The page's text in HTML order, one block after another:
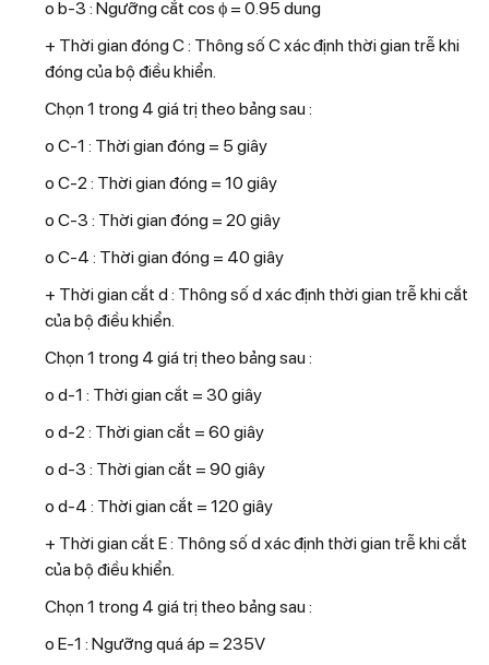
o b-3 : Ngưỡng cắt cos ϕ = 0.95 dung
+ Thời gian đóng C : Thông số C xác định thời gian trễ khi
đóng của bộ điều khiển.
Chọn 1 trong 4 giá trị theo bảng sau :
o C-1 : Thời gian đóng = 5 giây
o C-2 : Thời gian đóng = 10 giây
o C-3 : Thời gian đóng = 20 giây
o C-4 : Thời gian đóng = 40 giây
+ Thời gian cắt d : Thông số d xác định thời gian trễ khi cắt
của bộ điều khiển.
Chọn 1 trong 4 giá trị theo bảng sau :
o d-1 : Thời gian cắt = 30 giây
o d-2 : Thời gian cắt = 60 giây
o d-3 : Thời gian cắt = 90 giây
o d-4 : Thời gian cắt = 120 giây
+ Thời gian cắt E : Thông số d xác định thời gian trễ khi cắt
của bộ điều khiển.
Chọn 1 trong 4 giá trị theo bảng sau :
o E-1 : Ngưỡng quá áp = 235V